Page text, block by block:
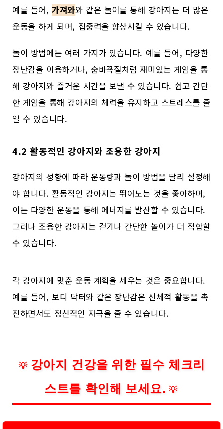
예를 들어,가져와와 같은 놀이를 통해 강아지는 더 많은
운동을 하게 되며, 집중력을 향상시킬 수 있습니다.
놀이 방법에는 여러 가지가 있습니다. 예를 들어, 다양한
장난감을 이용하거나, 숨바꼭질처럼 재미있는 게임을 통
해 강아지와 즐거운 시간을 보낼 수 있습니다. 쉽고 간단
한 게임을 통해 강아지의 체력을 유지하고 스트레스를 줄
일 수 있습니다.
4.2 활동적인 강아지와 조용한 강아지
강아지의 성향에 따라 운동량과 놀이 방법을 달리 설정해
야 합니다. 활동적인 강아지는 뛰어노는 것을 좋아하며,
이는 다양한 운동을 통해 에너지를 발산할 수 있습니다.
그러나 조용한 강아지는 걷기나 간단한 놀이가 더 적합할
수 있습니다.
각 강아지에 맞춘 운동 계획을 세우는 것은 중요합니다.
예를 들어, 보디 닥터와 같은 장난감은 신체적 활동을 촉
진하면서도 정신적인 자극을 줄 수 있습니다.
💡 강아지 건강을 위한 필수 체크리
스트를 확인해 보세요. 💡